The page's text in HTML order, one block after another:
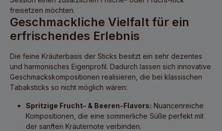
freisetzen möchten.
Geschmackliche Vielfalt für ein
erfrischendes Erlebnis
Die feine Kräuterbasis der Sticks besitzt ein sehr dezentes
und harmonisches Eigenprofil. Dadurch lassen sich innovative
Geschmackskompositionen realisieren, die bei klassischen
Tabaksticks so nicht möglich wären:
Spritzige Frucht- & Beeren-Flavors: Nuancenreiche
Kompositionen, die eine sommerliche Süße perfekt mit
der sanften Kräuternote verbinden.